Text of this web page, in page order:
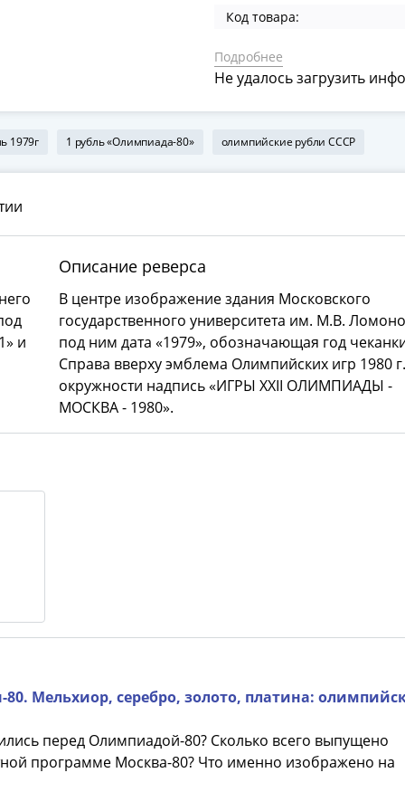
Код товара:
Подробнее
Не удалось загрузить
1979г 1 рубль «Олимпиада-80» олимпийские рубли СССР
и
Описание реверса
В центре изображение здания Московского
государственного университета им. М.В.
под ним дата «1979», обозначающая год
Справа вверху эмблема Олимпийских игр 1980
окружности надпись «ИГРЫ XXII ОЛИМПИАДЫ -
МОСКВА - 1980».
Мельхиор, серебро, золото, платина:
перед Олимпиадой-80? Сколько всего выпущено
программе Москва-80? Что именно изображено на